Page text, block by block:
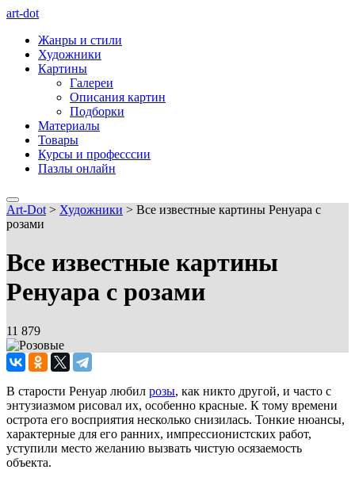
art-dot
Жанры и стили
Художники
Картины
Галереи
Описания картин
Подборки
Материалы
Товары
Курсы и професссии
Пазлы онлайн
Art-Dot > Художники > Все известные картины Ренуара с
розами
Все известные картины
Ренуара с розами
11 879
В старости Ренуар любил розы, как никто другой, и часто с
энтузиазмом рисовал их, особенно красные. К тому времени
острота его восприятия несколько снизилась. Тонкие нюансы,
характерные для его ранних, импрессионистских работ,
уступили место желанию вызвать чистую осязаемость
объекта.